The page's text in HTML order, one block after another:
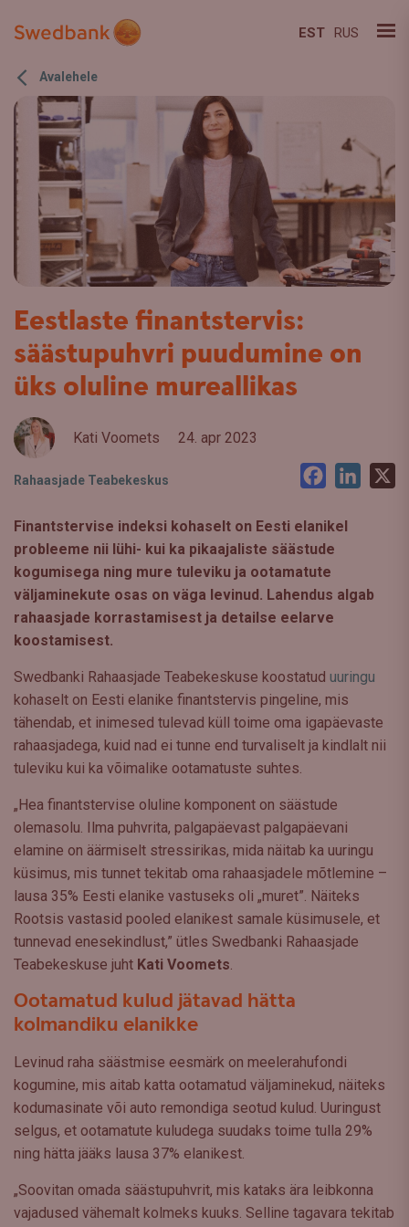
EST RUS
Avalehele
Eestlaste finantstervis:
säästupuhvri puudumine on
üks oluline mureallikas
Kati Voomets 24. apr 2023
Rahaasjade Teabekeskus Facebook
Finantstervise indeksi kohaselt on Eesti elanikel
probleeme nii lühi- kui ka pikaajaliste säästude
kogumisega ning mure tuleviku ja ootamatute
väljaminekute osas on väga levinud. Lahendus algab
rahaasjade korrastamisest ja detailse eelarve
koostamisest.
Swedbanki Rahaasjade Teabekeskuse koostatud uuringu
kohaselt on Eesti elanike finantstervis pingeline, mis
tähendab, et inimesed tulevad küll toime oma igapäevaste
rahaasjadega, kuid nad ei tunne end turvaliselt ja kindlalt nii
tuleviku kui ka võimalike ootamatuste suhtes.
„Hea finantstervise oluline komponent on säästude
olemasolu. Ilma puhvrita, palgapäevast palgapäevani
elamine on äärmiselt stressirikas, mida näitab ka uuringu
küsimus, mis tunnet tekitab oma rahaasjadele mõtlemine –
lausa 35% Eesti elanike vastuseks oli „muret”. Näiteks
Rootsis vastasid pooled elanikest samale küsimusele, et
tunnevad enesekindlust,” ütles Swedbanki Rahaasjade
Teabekeskuse juht Kati Voomets.
Ootamatud kulud jätavad hätta
kolmandiku elanikke
Levinud raha säästmise eesmärk on meelerahufondi
kogumine, mis aitab katta ootamatud väljaminekud, näiteks
kodumasinate või auto remondiga seotud kulud. Uuringust
selgus, et ootamatute kuludega suudaks toime tulla 29%
ning hätta jääks lausa 37% elanikest.
„Soovitan omada säästupuhvrit, mis kataks ära leibkonna
vajadused vähemalt kolmeks kuuks. Selline tagavara tekitab